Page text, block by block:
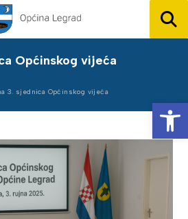
Općinskog vijeća
3. sjednica Općinskog vijeća